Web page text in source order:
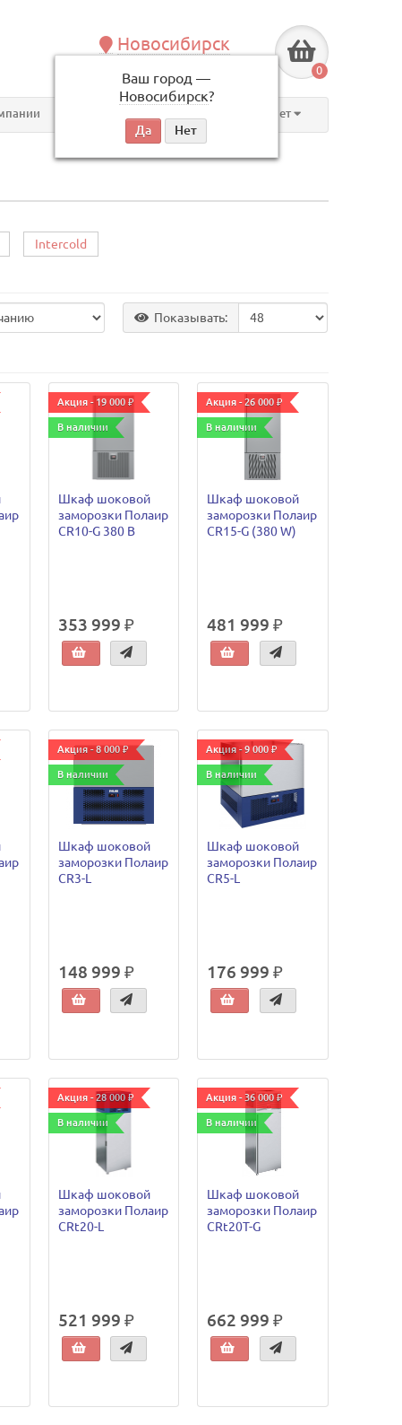
Новосибирск
Ваш город —
Новосибирск?
по будням, с 09:00 до 18:00
0
Личный кабинет
Intercold
Показывать:
Акция - 19 000 ₽
В наличии
Шкаф шоковой
заморозки Полаир
CR10-G 380 В
353 999 ₽
Акция - 26 000 ₽
В наличии
Шкаф шоковой
заморозки Полаир
CR15-G (380 W)
481 999 ₽
Акция - 8 000 ₽
В наличии
Шкаф шоковой
заморозки Полаир
CR3-L
148 999 ₽
Акция - 9 000 ₽
В наличии
Шкаф шоковой
заморозки Полаир
CR5-L
176 999 ₽
Акция - 28 000 ₽
В наличии
Шкаф шоковой
заморозки Полаир
CRt20-L
521 999 ₽
Акция - 36 000 ₽
В наличии
Шкаф шоковой
заморозки Полаир
CRt20T-G
662 999 ₽